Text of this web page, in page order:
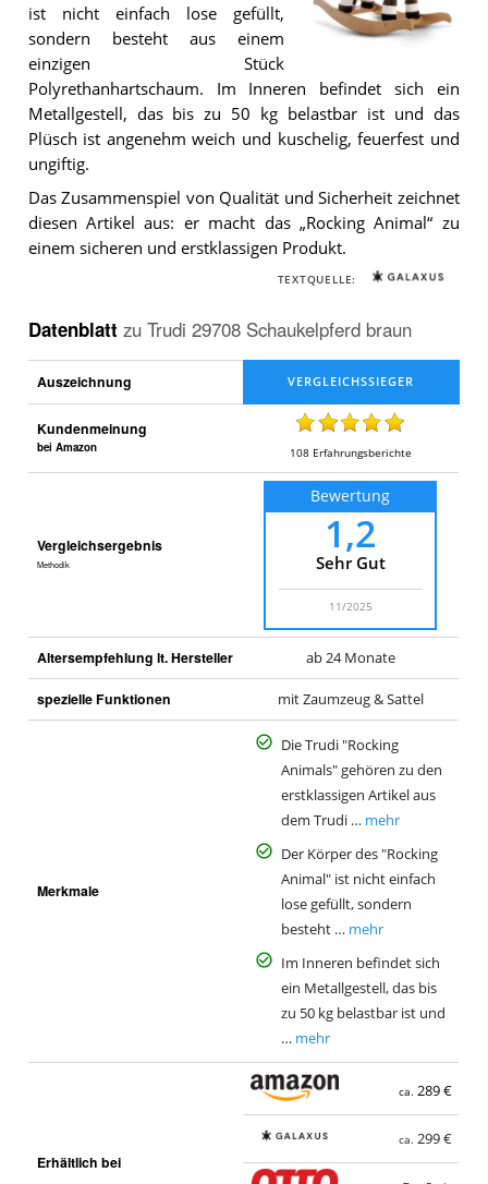
Trudi
29708
braun.
ist nicht einfach lose gefüllt,
sondern besteht aus einem
einzigen Stück
Polyrethanhartschaum. Im Inneren befindet sich ein
Metallgestell, das bis zu 50 kg belastbar ist und das
Plüsch ist angenehm weich und kuschelig, feuerfest und
ungiftig.
Das Zusammenspiel von Qualität und Sicherheit zeichnet
diesen Artikel aus: er macht das „Rocking Animal“ zu
einem sicheren und erstklassigen Produkt.
TEXTQUELLE:
Datenblatt zu Trudi 29708 Schaukelpferd braun
Auszeichnung
Kundenmeinung
bei Amazon 108 Erfahrungsberichte
Vergleichsergebnis
Methodik
Bewertung
1,2
Sehr Gut
11/2025
Altersempfehlung lt. Hersteller ab 24 Monate
spezielle Funktionen mit Zaumzeug & Sattel
Merkmale
Die Trudi "Rocking
Animals" gehören zu den
erstklassigen Artikel aus
dem Trudi … mehr
Der Körper des "Rocking
Animal" ist nicht einfach
lose gefüllt, sondern
besteht … mehr
Im Inneren befindet sich
ein Metallgestell, das bis
zu 50 kg belastbar ist und
… mehr
Erhältlich bei
ca. 289 €
ca. 299 €